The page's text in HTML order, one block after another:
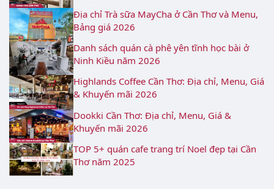
Địa chỉ Trà sữa MayCha ở Cần Thơ và Menu,
Bảng giá 2026
Danh sách quán cà phê yên tĩnh học bài ở
Ninh Kiều năm 2026
Highlands Coffee Cần Thơ: Địa chỉ, Menu, Giá
& Khuyến mãi 2026
Dookki Cần Thơ: Địa chỉ, Menu, Giá &
Khuyến mãi 2026
TOP 5+ quán cafe trang trí Noel đẹp tại Cần
Thơ năm 2025